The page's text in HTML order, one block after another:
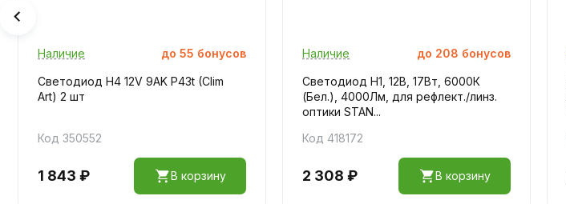
Наличие до 55 бонусов
Светодиод H4 12V 9AK P43t (Clim
Art) 2 шт
Код 350552
1 843 ₽ В корзину
Наличие до 208 бонусов
Светодиод H1, 12В, 17Вт, 6000К
(Бел.), 4000Лм, для рефлект./линз.
оптики STAN...
Код 418172
2 308 ₽ В корзину